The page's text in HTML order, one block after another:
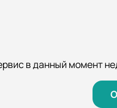
в данный момент